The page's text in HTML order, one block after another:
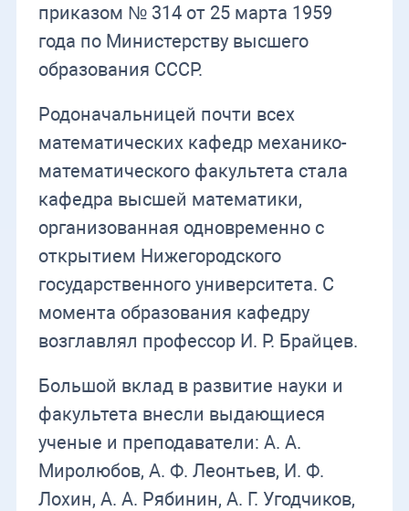
приказом № 314 от 25 марта 1959
года по Министерству высшего
образования СССР.
Родоначальницей почти всех
математических кафедр механико-
математического факультета стала
кафедра высшей математики,
организованная одновременно с
открытием Нижегородского
государственного университета. С
момента образования кафедру
возглавлял профессор И. Р. Брайцев.
Большой вклад в развитие науки и
факультета внесли выдающиеся
ученые и преподаватели: А. А.
Миролюбов, А. Ф. Леонтьев, И. Ф.
Лохин, А. А. Рябинин, А. Г. Угодчиков,